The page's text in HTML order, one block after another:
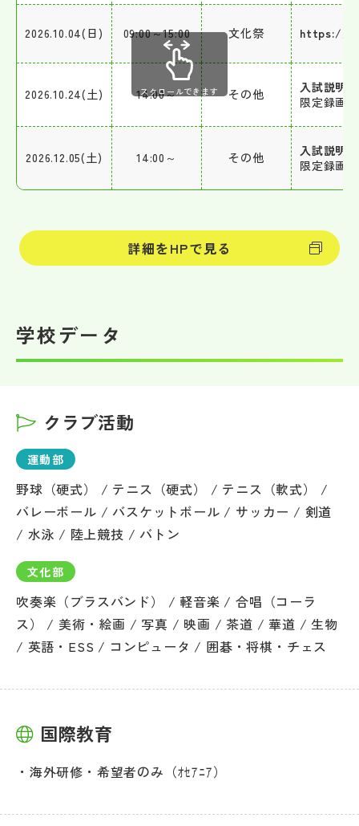
2026.10.04(日) 09:00～15:00 文化祭 https://
2026.10.24(土) 14:00～ その他
入試説明
限定録画
2026.12.05(土) 14:00～ その他
入試説明
限定録画
スクロールできます
詳細をHPで見る
学校データ
クラブ活動
運動部
野球（硬式） / テニス（硬式） / テニス（軟式） /
バレーボール / バスケットボール / サッカー / 剣道
/ 水泳 / 陸上競技 / バトン
文化部
吹奏楽（ブラスバンド） / 軽音楽 / 合唱（コーラ
ス） / 美術・絵画 / 写真 / 映画 / 茶道 / 華道 / 生物
/ 英語・ESS / コンピュータ / 囲碁・将棋・チェス
国際教育
海外研修・希望者のみ（ｵｾｱﾆｱ）